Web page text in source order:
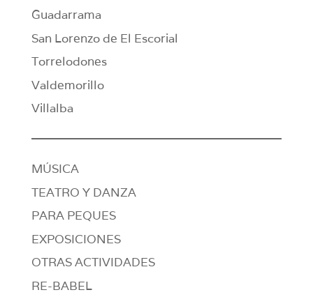
Guadarrama
San Lorenzo de El Escorial
Torrelodones
Valdemorillo
Villalba
MÚSICA
TEATRO Y DANZA
PARA PEQUES
EXPOSICIONES
OTRAS ACTIVIDADES
RE-BABEL